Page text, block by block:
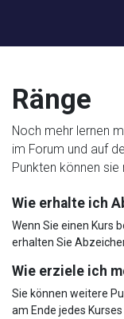
Ränge
Noch mehr lernen
im Forum und auf
Punkten können
Wie erhalte ich
Wenn Sie einen Kurs
erhalten Sie
Wie erziele ich
Sie können weitere
am Ende jedes